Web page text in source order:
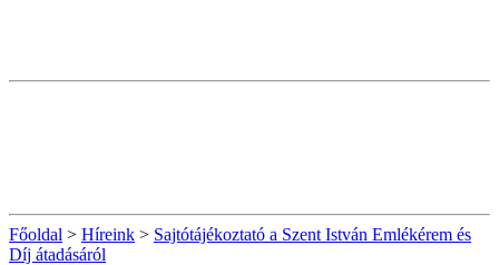
Főoldal > Híreink > Sajtótájékoztató a Szent István Emlékérem és
Díj átadásáról